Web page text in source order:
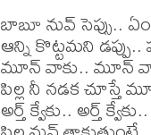
బాబూ నువ్ సెప్సు..
ఆన్ని కొట్టమని
మూన్ వాకు.. మూన్
పిల్ల నీ నడక చూస్తే
అర్త్ క్వేకు.. అర్త్ క్వేకు..